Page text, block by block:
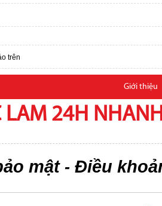
trên
Giới thiệu
LAM 24H
mật- Điều